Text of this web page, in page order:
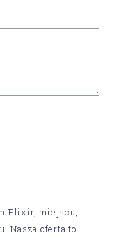
Elixir, miejscu,
Nasza oferta to